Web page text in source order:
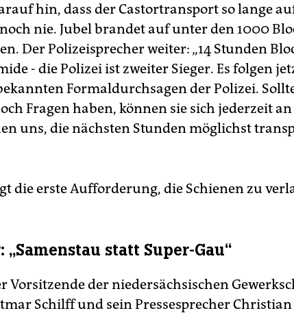
hin, dass der Castortransport so lange
nie. Jubel brandet auf unter den 1000
Der Polizeisprecher weiter: „14 Stunden
- die Polizei ist zweiter Sieger. Es folgen
Formaldurchsagen der Polizei.
Fragen haben, können sie sich jederzeit
uns, die nächsten Stunden möglichst
die erste Aufforderung, die Schienen zu
„Samenstau statt Super-Gau“
Vorsitzende der niedersächsischen
Schilff und sein Pressesprecher